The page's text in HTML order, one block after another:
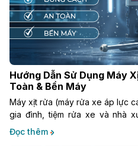
Hướng Dẫn Sử Dụng Máy
Toàn & Bền Máy
Máy xịt rửa (máy rửa xe áp lực
gia đình, tiệm rửa xe và nhà
nhanh, tiết kiệm nước và công
không đúng cách, máy dễ
Đọc thêm